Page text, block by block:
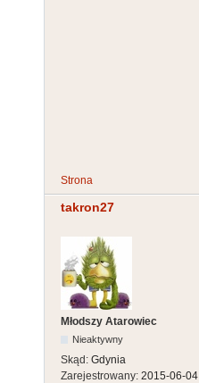
Strona
takron27
Młodszy Atarowiec
Nieaktywny
Skąd: Gdynia
Zarejestrowany: 2015-06-04